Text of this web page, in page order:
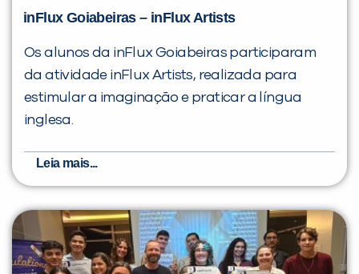
inFlux Goiabeiras – inFlux Artists
Os alunos da inFlux Goiabeiras participaram
da atividade inFlux Artists, realizada para
estimular a imaginação e praticar a língua
inglesa.
Leia mais...